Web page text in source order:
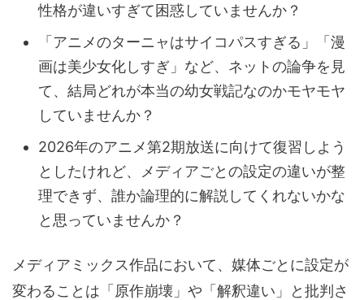
性格が違いすぎて困惑していませんか？
「アニメのターニャはサイコパスすぎる」「漫
画は美少女化しすぎ」など、ネットの論争を見
て、結局どれが本当の幼女戦記なのかモヤモヤ
していませんか？
2026年のアニメ第2期放送に向けて復習しよう
としたけれど、メディアごとの設定の違いが整
理できず、誰か論理的に解説してくれないかな
と思っていませんか？
メディアミックス作品において、媒体ごとに設定が
変わることは「原作崩壊」や「解釈違い」と批判さ